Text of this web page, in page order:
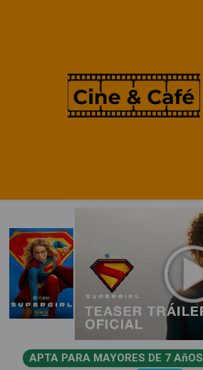
APTA PARA MAYORES DE 7 AñOS